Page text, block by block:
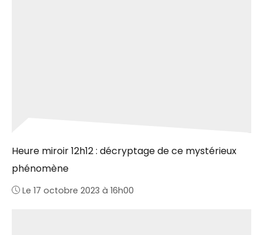
Heure miroir 12h12 : décryptage de ce mystérieux
phénomène
Le 17 octobre 2023 à 16h00